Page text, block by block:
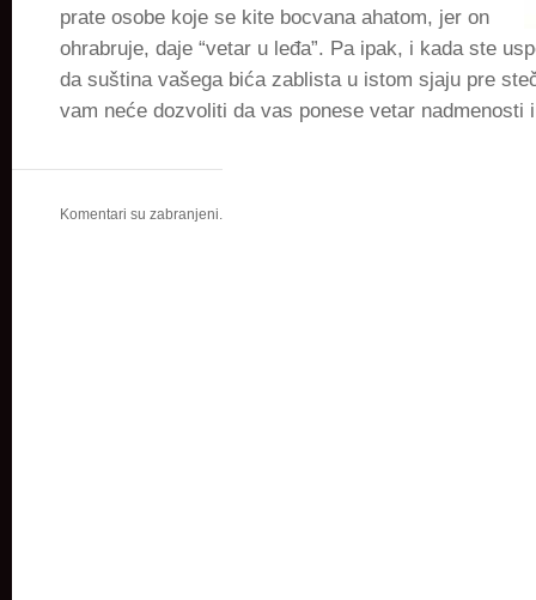
prate osobe koje se kite bocvana ahatom, jer on
ohrabruje, daje “vetar u leđa”. Pa ipak, i kada ste
da suština vašega bića zablista u istom sjaju pre
vam neće dozvoliti da vas ponese vetar nadmenosti
Komentari su zabranjeni.